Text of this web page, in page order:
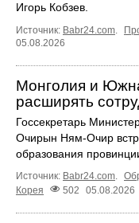
Игорь Кобзев.
Источник: Babr24.com.
05.08.2026
Монголия и
расширять
Госсекретарь
Очирын Ням-Очир
образования
Источник: Babr24.com.
Корея
502 05.08.2026